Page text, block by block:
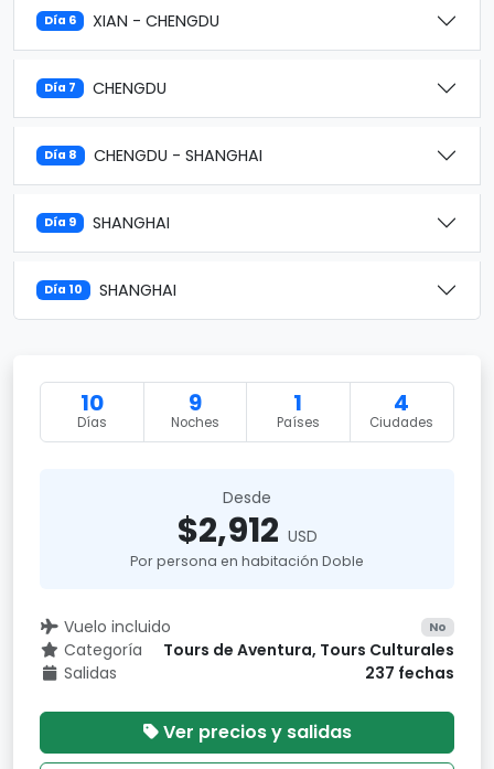
Día 6 XIAN - CHENGDU
Día 7 CHENGDU
Día 8 CHENGDU - SHANGHAI
Día 9 SHANGHAI
Día 10 SHANGHAI
10
Días
9
Noches
1
Países
4
Ciudades
Desde
$2,912 USD
Por persona en habitación Doble
Vuelo incluido No
Categoría
Tours de Aventura, Tours Culturales
Salidas
237 fechas
Ver precios y salidas